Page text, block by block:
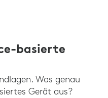
basierte
Was genau
Gerät aus?